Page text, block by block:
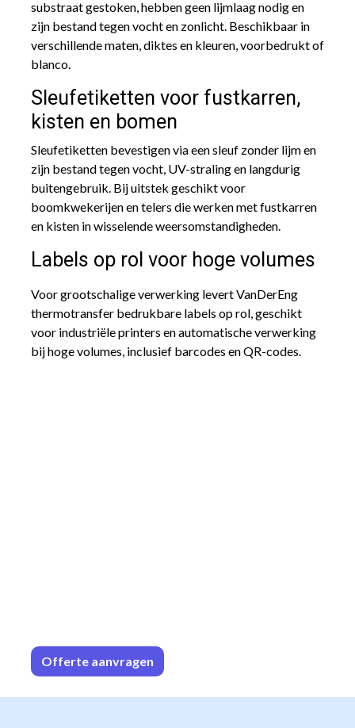
substraat gestoken, hebben geen lijmlaag nodig en
zijn bestand tegen vocht en zonlicht. Beschikbaar in
verschillende maten, diktes en kleuren, voorbedrukt of
blanco.
Sleufetiketten voor fustkarren,
kisten en bomen
Sleufetiketten bevestigen via een sleuf zonder lijm en
zijn bestand tegen vocht, UV-straling en langdurig
buitengebruik. Bij uitstek geschikt voor
boomkwekerijen en telers die werken met fustkarren
en kisten in wisselende weersomstandigheden.
Labels op rol voor hoge volumes
Voor grootschalige verwerking levert VanDerEng
thermotransfer bedrukbare labels op rol, geschikt
voor industriële printers en automatische verwerking
bij hoge volumes, inclusief barcodes en QR-codes.
Offerte aan​​vrag​​en